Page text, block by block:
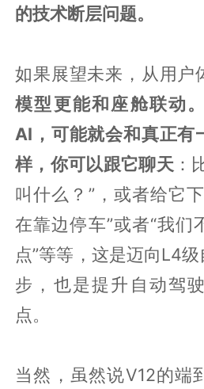
的技术断层问题。
如果展望未来，从用户
模型更能和座舱联动
AI，可能就会和真正有
样，你可以跟它聊天 ：
叫什么？”，或者给它
在靠边停车”或者“我们
点”等等，这是迈向L4
步，也是提升自动驾
点。
当然，虽然说V12的端